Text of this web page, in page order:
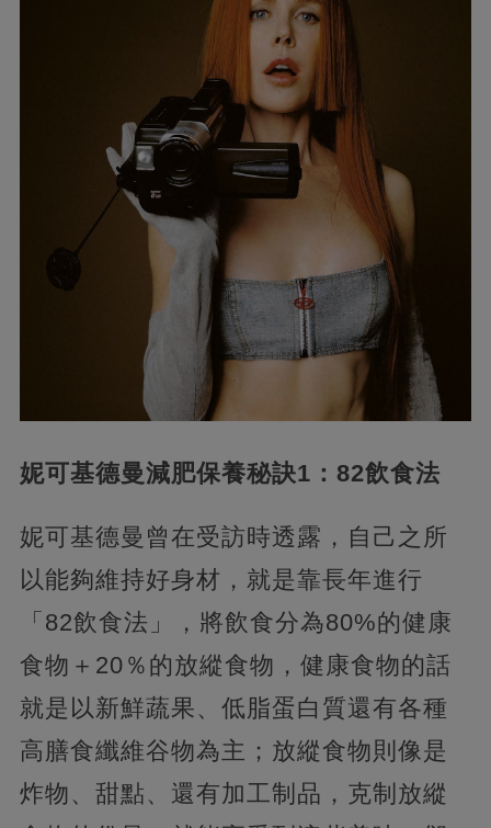
妮可基德曼減肥保養秘訣1：82飲食法
妮可基德曼曾在受訪時透露，自己之所
以能夠維持好身材，就是靠長年進行
「82飲食法」，將飲食分為80%的健康
食物＋20％的放縱食物，健康食物的話
就是以新鮮蔬果、低脂蛋白質還有各種
高膳食纖維谷物為主；放縱食物則像是
炸物、甜點、還有加工制品，克制放縱